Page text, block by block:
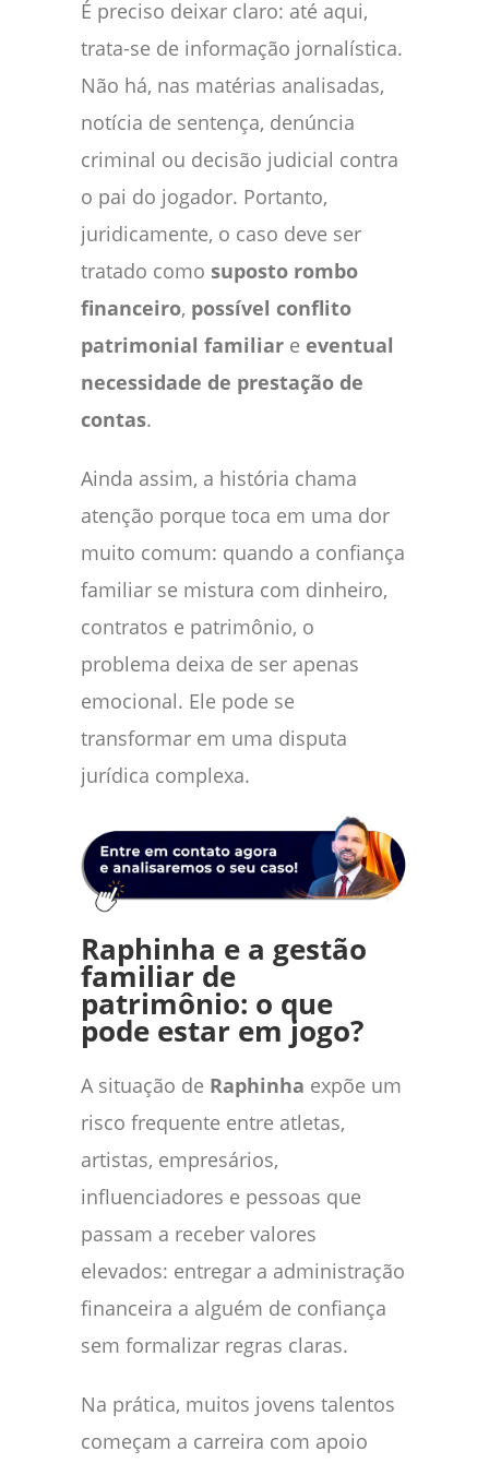
É preciso deixar claro: até aqui,
trata-se de informação jornalística.
Não há, nas matérias analisadas,
notícia de sentença, denúncia
criminal ou decisão judicial contra
o pai do jogador. Portanto,
juridicamente, o caso deve ser
tratado como suposto rombo
financeiro, possível conflito
patrimonial familiar e eventual
necessidade de prestação de
contas.
Ainda assim, a história chama
atenção porque toca em uma dor
muito comum: quando a confiança
familiar se mistura com dinheiro,
contratos e patrimônio, o
problema deixa de ser apenas
emocional. Ele pode se
transformar em uma disputa
jurídica complexa.
Raphinha e a gestão
familiar de
patrimônio: o que
pode estar em jogo?
A situação de Raphinha expõe um
risco frequente entre atletas,
artistas, empresários,
influenciadores e pessoas que
passam a receber valores
elevados: entregar a administração
financeira a alguém de confiança
sem formalizar regras claras.
Na prática, muitos jovens talentos
começam a carreira com apoio